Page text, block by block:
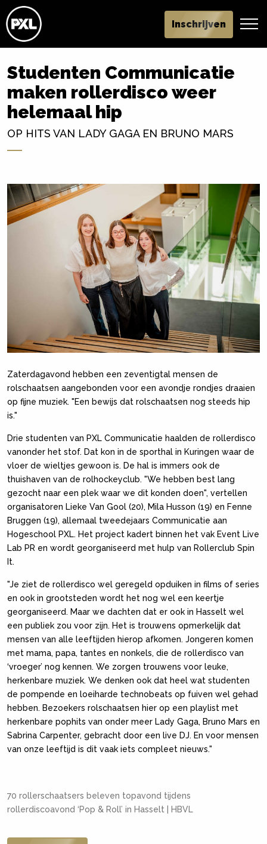
Inschrijven
Studenten Communicatie
maken rollerdisco weer
helemaal hip
OP HITS VAN LADY GAGA EN BRUNO MARS
Zaterdagavond hebben een zeventigtal mensen de
rolschaatsen aangebonden voor een avondje rondjes draaien
op fijne muziek. "Een bewijs dat rolschaatsen nog steeds hip
is."
Drie studenten van PXL Communicatie haalden de rollerdisco
vanonder het stof. Dat kon in de sporthal in Kuringen waar de
vloer de wieltjes gewoon is. De hal is immers ook de
thuishaven van de rolhockeyclub. "We hebben best lang
gezocht naar een plek waar we dit konden doen", vertellen
organisatoren Lieke Van Gool (20), Mila Husson (19) en Fenne
Bruggen (19), allemaal tweedejaars Communicatie aan
Hogeschool PXL. Het project kadert binnen het vak Event Live
Lab PR en wordt georganiseerd met hulp van Rollerclub Spin
It.
"Je ziet de rollerdisco wel geregeld opduiken in films of series
en ook in grootsteden wordt het nog wel een keertje
georganiseerd. Maar we dachten dat er ook in Hasselt wel
een publiek zou voor zijn. Het is trouwens opmerkelijk dat
mensen van alle leeftijden hierop afkomen. Jongeren komen
met mama, papa, tantes en nonkels, die de rollerdisco van
‘vroeger’ nog kennen. We zorgen trouwens voor leuke,
herkenbare muziek. We denken ook dat heel wat studenten
de pompende en loeiharde technobeats op fuiven wel gehad
hebben. Bezoekers rolschaatsen hier op een playlist met
herkenbare pophits van onder meer Lady Gaga, Bruno Mars en
Sabrina Carpenter, gebracht door een live DJ. En voor mensen
van onze leeftijd is dit vaak iets compleet nieuws."
70 rollerschaatsers beleven topavond tijdens
rollerdiscoavond ‘Pop & Roll’ in Hasselt | HBVL